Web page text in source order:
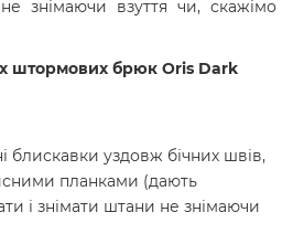
знімаючи взуття чи, скажімо
штормових брюк Oris Dark
блискавки уздовж бічних швів,
планками (дають
і знімати штани не знімаючи